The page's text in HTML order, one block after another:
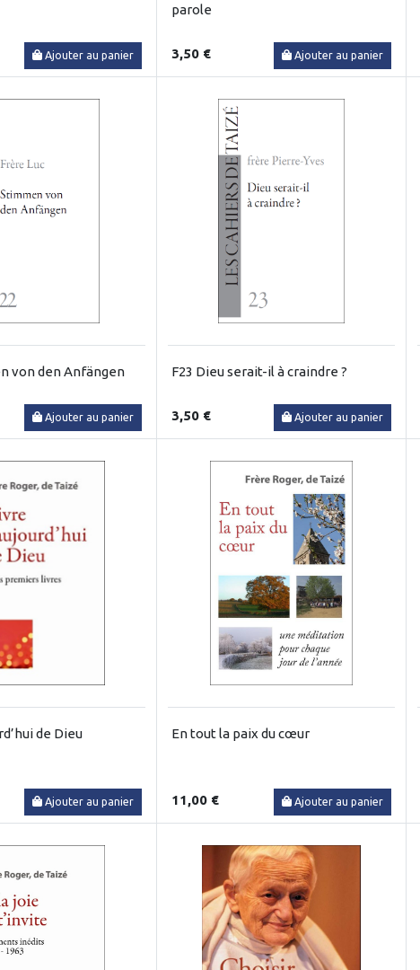
Ajouter au panier
parole
3,50 € Ajouter au panier
von den Anfängen
Ajouter au panier
F23 Dieu serait-il à craindre ?
3,50 € Ajouter au panier
de Dieu
Ajouter au panier
En tout la paix du cœur
11,00 € Ajouter au panier